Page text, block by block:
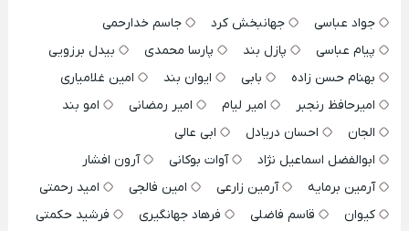
جواد عباسی جهانبخش کرد
جاسم خدارحمی
پیام عباسی
پازل بند پارسا محمدی
بیدل برزویی
بهنام حسن زاده
بابی ایوان بند
امین غلامیاری
امیرحافظ رنجبر
امیر لیام امیر رمضانی
امو بند
الجان
احسان دریادل
ابی عالی
ابوالفضل اسماعیل نژاد
آوات بوکانی
آرون افشار
آرمین برمایه
آرمین زارعی امین فالجی
امید رحمتی
کیوان
قاسم فاضلی فرهاد جهانگیری
فرشید حکمتی